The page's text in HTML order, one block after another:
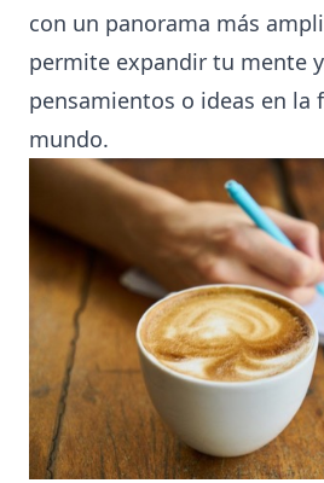
con un panorama más
permite expandir tu mente
pensamientos o ideas en la
mundo.